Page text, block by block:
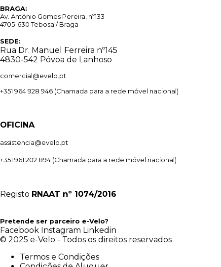
BRAGA:
Av. António Gomes Pereira, nº133
4705-630 Tebosa / Braga
SEDE:
Rua Dr. Manuel Ferreira nº145
4830-542 Póvoa de Lanhoso
comercial@evelo.pt
+351 964 928 946 (Chamada para a rede móvel nacional)
OFICINA
assistencia@evelo.pt
+351 961 202 894 (Chamada para a rede móvel nacional)
Registo RNAAT nº 1074/2016
Pretende ser parceiro e-Velo?
Facebook Instagram Linkedin
© 2025 e-Velo - Todos os direitos reservados
Termos e Condições